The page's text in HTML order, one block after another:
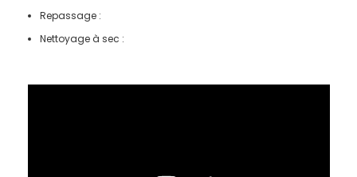
Repassage :
Nettoyage à sec :